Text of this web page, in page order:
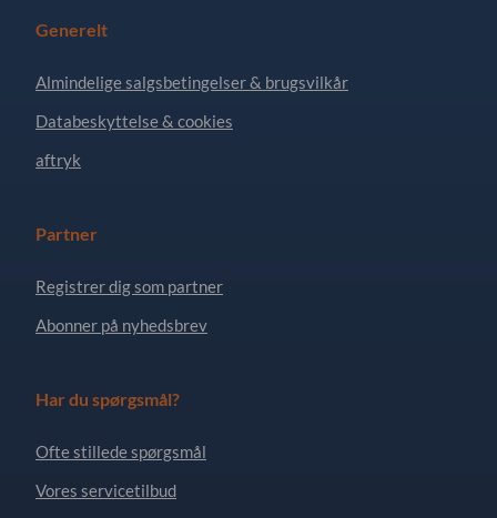
Generelt
Almindelige salgsbetingelser & brugsvilkår
Databeskyttelse & cookies
aftryk
Partner
Registrer dig som partner
Abonner på nyhedsbrev
Har du spørgsmål?
Ofte stillede spørgsmål
Vores servicetilbud